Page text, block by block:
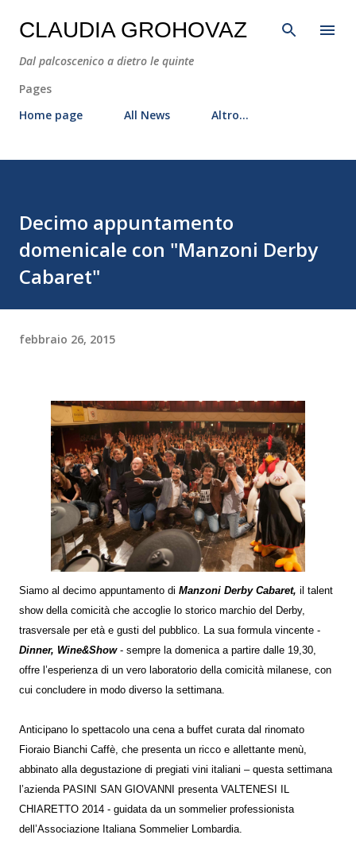
Passa ai contenuti principali
CLAUDIA GROHOVAZ
Dal palcoscenico a dietro le quinte
Pages
Home page
All News Altro…
Decimo appuntamento
domenicale con "Manzoni Derby
Cabaret"
febbraio 26, 2015
Siamo al decimo appuntamento di Manzoni Derby Cabaret, il talent
show della comicità che accoglie lo storico marchio del Derby,
trasversale per età e gusti del pubblico. La sua formula vincente -
Dinner, Wine&Show- sempre la domenica a partire dalle 19,30,
offre l’esperienza di un vero laboratorio della comicità milanese, con
cui concludere in modo diverso la settimana.
Anticipano lo spettacolo una cena a buffet curata dal rinomato
Fioraio Bianchi Caffè, che presenta un ricco e allettante menù,
abbinato alla degustazione di pregiati vini italiani – questa settimana
l’azienda PASINI SAN GIOVANNI presenta VALTENESI IL
CHIARETTO 2014 - guidata da un sommelier professionista
dell’Associazione Italiana Sommelier Lombardia.